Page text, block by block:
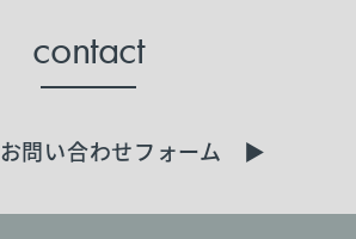
contact
お問い合わせフォーム ▶︎